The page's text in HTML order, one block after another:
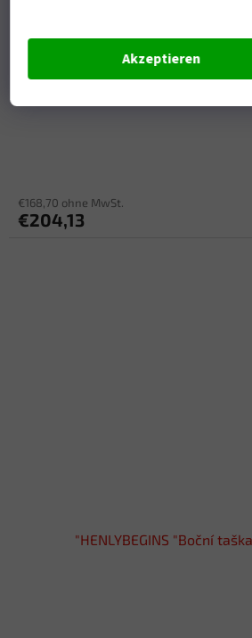
Akzeptieren
€168,70 ohne MwSt.
€204,13
"HENLYBEGINS "Boční